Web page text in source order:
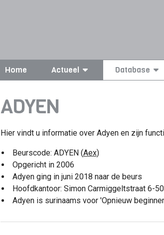
Home Actueel Database
ADYEN
Hier vindt u informatie over Adyen en zijn
Beurscode: ADYEN (Aex)
Opgericht in 2006
Adyen ging in juni 2018 naar de beurs
Hoofdkantoor: Simon Carmiggeltstraat 6-
Adyen is surinaams voor 'Opnieuw